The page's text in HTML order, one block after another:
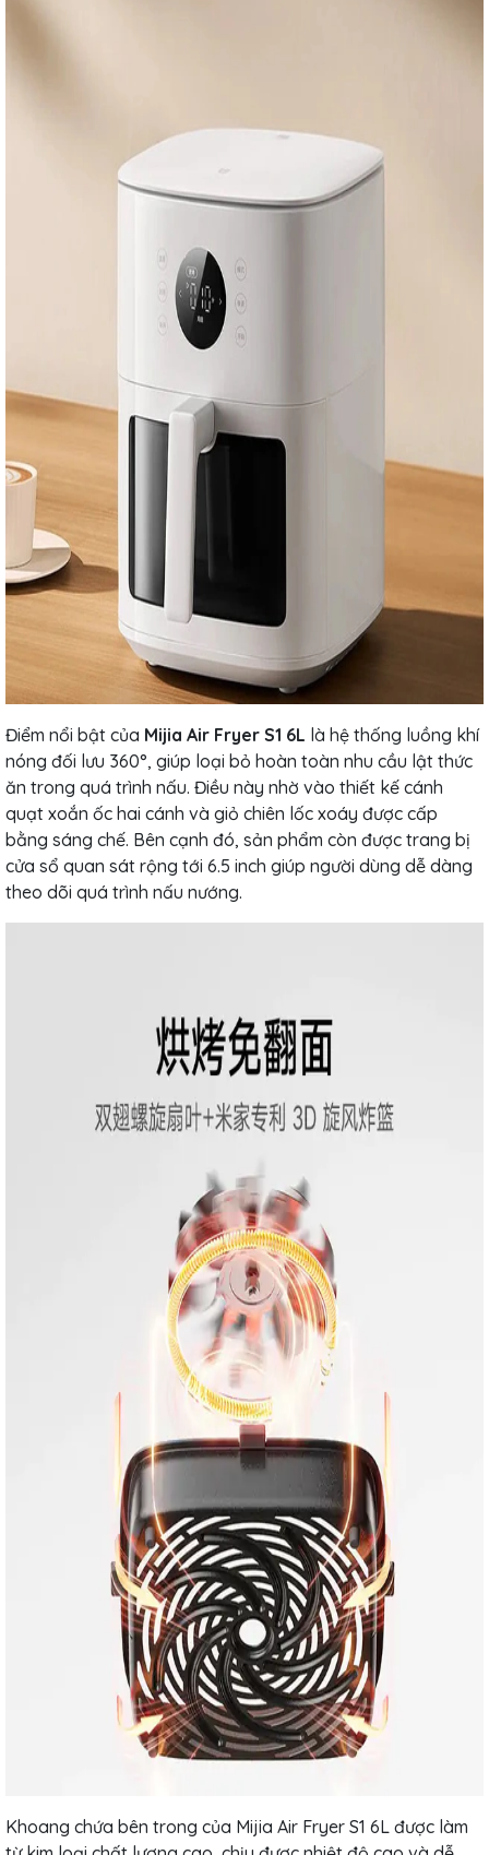
Điểm nổi bật của Mijia Air Fryer S1 6L là hệ thống luồng khí
nóng đối lưu 360°, giúp loại bỏ hoàn toàn nhu cầu lật thức
ăn trong quá trình nấu. Điều này nhờ vào thiết kế cánh
quạt xoắn ốc hai cánh và giỏ chiên lốc xoáy được cấp
bằng sáng chế. Bên cạnh đó, sản phẩm còn được trang bị
cửa sổ quan sát rộng tới 6.5 inch giúp người dùng dễ dàng
theo dõi quá trình nấu nướng.
Khoang chứa bên trong của Mijia Air Fryer S1 6L được làm